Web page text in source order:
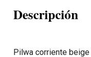
Descripción
Pilwa corriente